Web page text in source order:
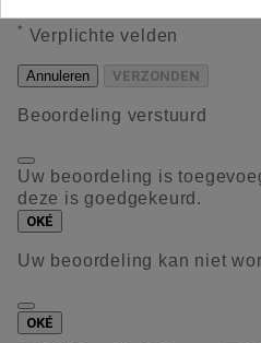
* Verplichte velden
Annuleren VERZONDEN
Beoordeling verstuurd
Uw beoordeling is
deze is goedgekeurd.
OKÉ
Uw beoordeling kan niet
OKÉ